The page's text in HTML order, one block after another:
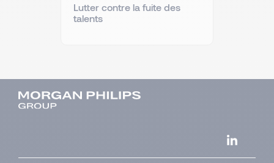
Lutter contre la fuite des
talents